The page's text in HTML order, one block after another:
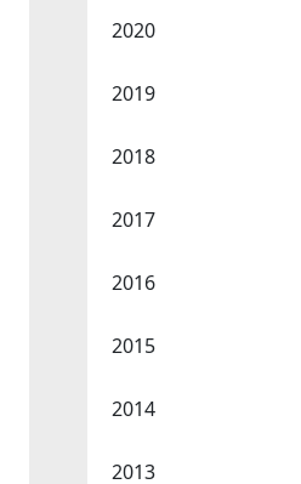
2020
2019
2018
2017
2016
2015
2014
2013